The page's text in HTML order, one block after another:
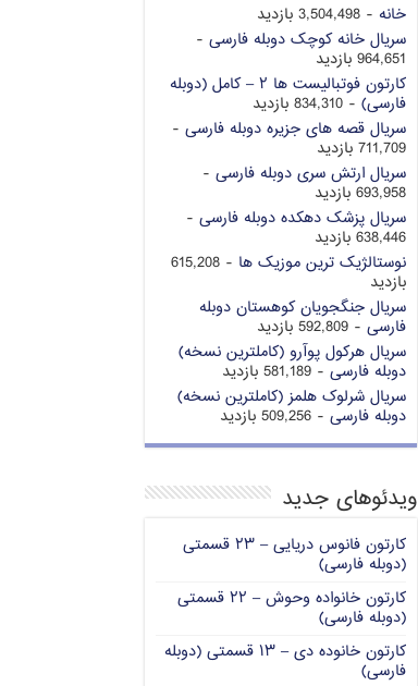
خانه - 3,504,498 بازدید
سریال خانه کوچک دوبله فارسی -
964,651 بازدید
کارتون فوتبالیست ها ۲ – کامل (دوبله
فارسی) - 834,310 بازدید
سریال قصه های جزیره دوبله فارسی -
711,709 بازدید
سریال ارتش سری دوبله فارسی -
693,958 بازدید
سریال پزشک دهکده دوبله فارسی -
638,446 بازدید
نوستالژیک ترین موزیک ها
- 615,208
بازدید
سریال جنگجویان کوهستان دوبله
فارسی - 592,809 بازدید
سریال هرکول پوآرو (کاملترین نسخه)
دوبله فارسی - 581,189 بازدید
سریال شرلوک هلمز (کاملترین نسخه)
دوبله فارسی - 509,256 بازدید
ویدئوهای جدید
کارتون فانوس دریایی – ۲۳ قسمتی
(دوبله فارسی)
کارتون خانواده وحوش – ۲۲ قسمتی
(دوبله فارسی)
کارتون خانوده دی – ۱۳ قسمتی (دوبله
فارسی)